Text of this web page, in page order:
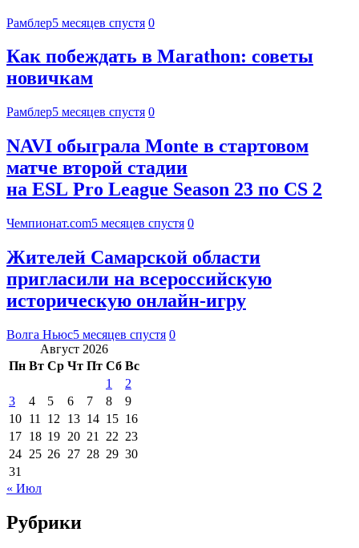
Рамблер5 месяцев спустя 0
Как побеждать в Marathon: советы
новичкам
Рамблер5 месяцев спустя 0
NAVI обыграла Monte в стартовом
матче второй стадии
на ESL Pro League Season 23 по CS 2
Чемпионат.com5 месяцев спустя 0
Жителей Самарской области
пригласили на всероссийскую
историческую онлайн-игру
Волга Ньюс5 месяцев спустя 0
Август 2026
Пн Вт Ср Чт Пт Сб Вс
1
2
3
4 5 6 7 8
9
10 11 12 13 14 15 16
17 18 19 20 21 22 23
24 25 26 27 28 29 30
31
« Июл
Рубрики